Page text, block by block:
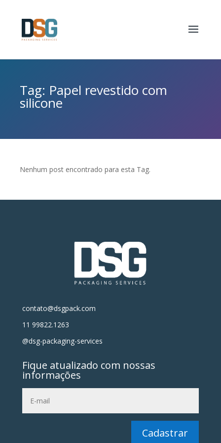
Tag: Papel revestido com
silicone
Nenhum post encontrado para esta Tag.
contato@dsgpack.com
11 99822.1263
@dsg-packaging-services
Fique atualizado com nossas
informações
Cadastrar